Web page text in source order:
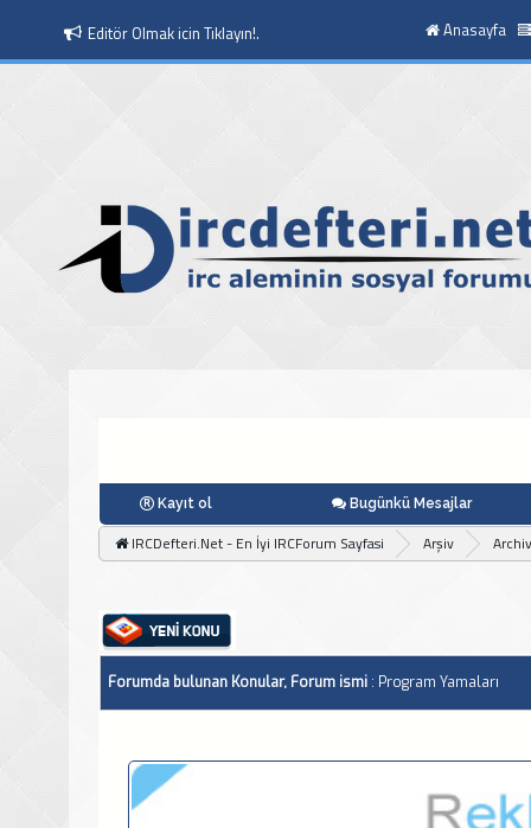
Editör Olmak icin Tıklayın!. Anasayfa
Kayıt ol Bugünkü Mesajlar
IRCDefteri.Net - En İyi IRCForum Sayfasi Arşiv
Forumda bulunan Konular, Forum ismi : Program Yamaları